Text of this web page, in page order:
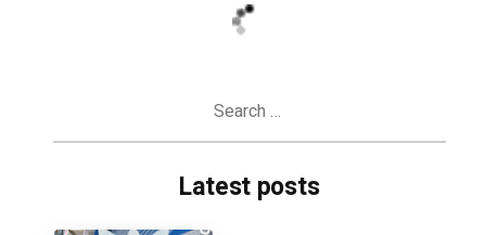
Latest posts